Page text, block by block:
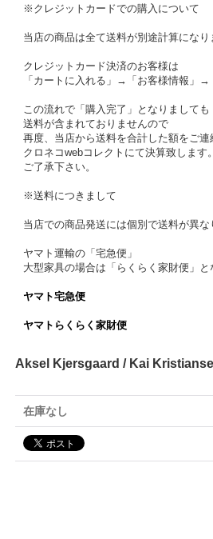
※クレジットカードでの購入について
当店の商品は全て送料が別途計算になり
クレジットカード決済のお客様は
「カートに入れる」→「お客様情報」
この流れで「購入完了」となりましても
送料が含まれておりませんので
再度、当店から送料を合計した額をご連
クロネコwebコレクトにて決算致します。
ご了承下さい。
※送料につきまして
当店での商品発送には個別で送料が異な
ヤマト運輸の「宅急便」
大型家具の場合は「らくらく家財便」と
ヤマト宅急便
ヤマトらくらく家財便
Aksel Kjersgaard / Kai
在庫なし